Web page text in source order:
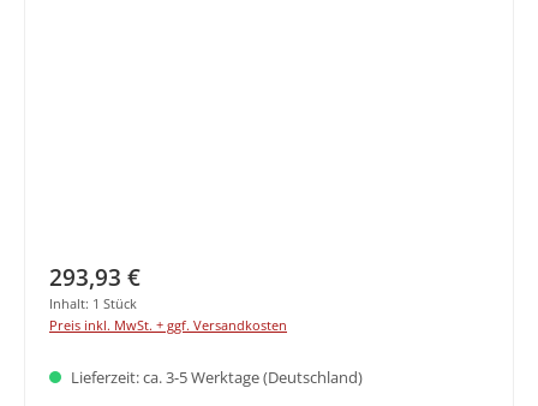
Regulärer Preis:
293,93 €
Inhalt: 1 Stück
Preis inkl. MwSt. + ggf. Versandkosten
Lieferzeit: ca. 3-5 Werktage (Deutschland)